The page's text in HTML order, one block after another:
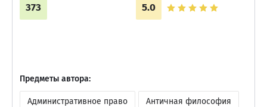
373 5.0
Предметы автора:
Административное право Античная философия